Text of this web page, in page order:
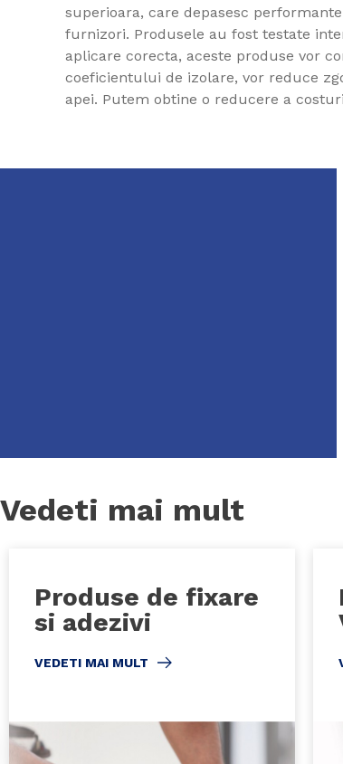
superioara, care depasesc
furnizori. Produsele au fost testate
aplicare corecta, aceste produse vor
coeficientului de izolare, vor reduce
apei. Putem obtine o reducere a
Vedeti mai mult
Produse de fixare
si adezivi
VEDETI MAI MULT